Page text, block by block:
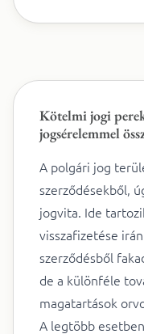
Kötelmi jogi
jogsérelemmel
A polgári jog
szerződésekből,
jogvita. Ide
visszafizetése
szerződésből
de a különféle
magatartások
A legtöbb